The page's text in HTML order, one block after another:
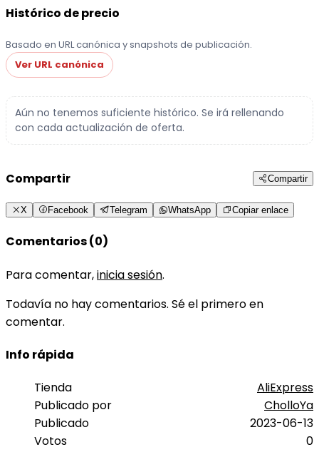
Histórico de precio
Basado en URL canónica y snapshots de publicación.
Ver URL canónica
Aún no tenemos suficiente histórico. Se irá rellenando
con cada actualización de oferta.
Compartir Compartir
X Facebook Telegram WhatsApp Copiar enlace
Comentarios (0)
Para comentar,inicia sesión.
Todavía no hay comentarios. Sé el primero en
comentar.
Info rápida
Tienda
AliExpress
Publicado por
CholloYa
Publicado
2023-06-13
Votos
0